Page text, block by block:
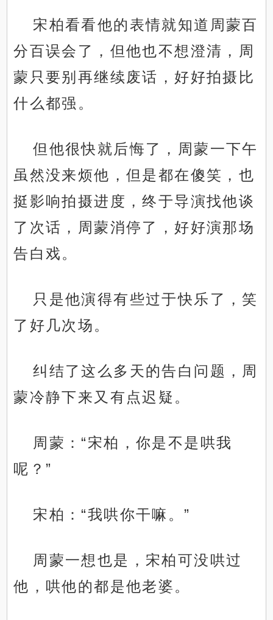
宋柏看看他的表情就知道周蒙百
分百误会了，但他也不想澄清，周
蒙只要别再继续废话，好好拍摄比
什么都强。
但他很快就后悔了，周蒙一下午
虽然没来烦他，但是都在傻笑，也
挺影响拍摄进度，终于导演找他谈
了次话，周蒙消停了，好好演那场
告白戏。
只是他演得有些过于快乐了，笑
了好几次场。
纠结了这么多天的告白问题，周
蒙冷静下来又有点迟疑。
周蒙：“宋柏，你是不是哄我
呢？”
宋柏：“我哄你干嘛。”
周蒙一想也是，宋柏可没哄过
他，哄他的都是他老婆。